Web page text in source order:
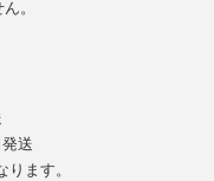
。
送
ます。